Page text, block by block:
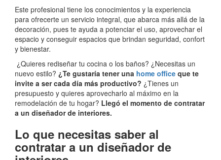
Este profesional tiene los conocimientos y la experiencia
para ofrecerte un servicio integral, que abarca más allá de la
decoración, pues te ayuda a potenciar el uso, aprovechar el
espacio y conseguir espacios que brindan seguridad, confort
y bienestar.
¿Quieres rediseñar tu cocina o los baños? ¿Necesitas un
nuevo estilo? ¿Te gustaría tener una home office que te
invite a ser cada día más productivo? ¿Tienes un
presupuesto y quieres aprovecharlo al máximo en la
remodelación de tu hogar? Llegó el momento de contratar
a un diseñador de interiores.
Lo que necesitas saber al
contratar a un diseñador de